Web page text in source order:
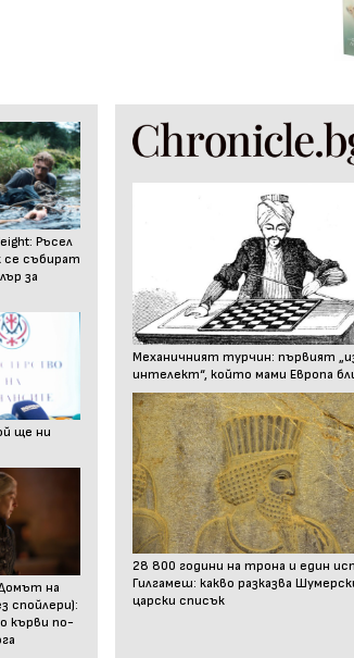
Ръсел
се събират
за
ще ни
на
спойлери):
кърви по-
Механичният турчин: първият
интелект“, който мами Европа
28 800 години на трона и един
Гилгамеш: какво разказва
царски списък